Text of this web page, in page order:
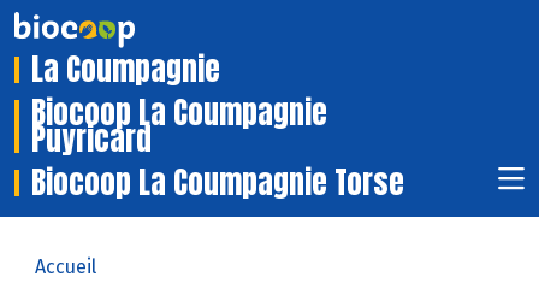
La Coumpagnie
Biocoop La Coumpagnie
Puyricard
Biocoop La Coumpagnie Torse
Accueil